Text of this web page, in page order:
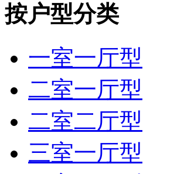
按户型分类
一室一厅型
二室一厅型
二室二厅型
三室一厅型